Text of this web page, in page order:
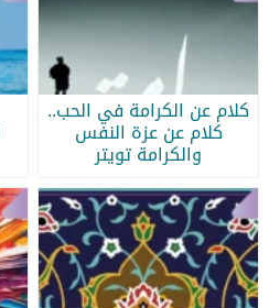
كلام عن الكرامة في الحب..
كلام عن عزة النفس
والكرامة تويتر